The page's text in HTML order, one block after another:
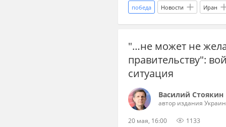
победа Новости Иран
Масуд Пезешкиани
капитуляция конфликт
Международная политика
"…не может не
правительству":
ситуация
Василий Стоякин
автор издания
20 мая, 16:00 1133